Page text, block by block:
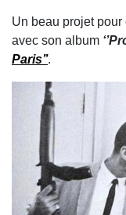
Un beau projet
avec son album
Paris’’.